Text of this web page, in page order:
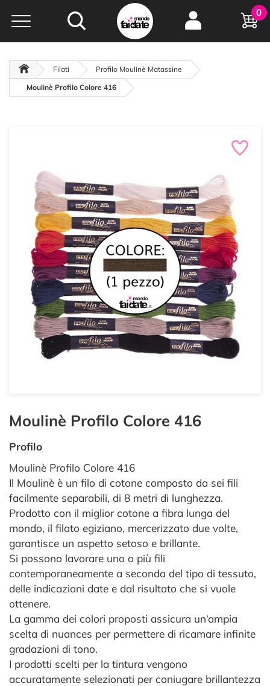
Hobby e
creatività...
oltre 15 anni online
0
Filati
Profilo Moulinè Matassine
Moulinè Profilo Colore 416
Moulinè Profilo Colore 416
Profilo
Moulinè Profilo Colore 416
Il Moulinè è un filo di cotone composto da sei fili
facilmente separabili, di 8 metri di lunghezza.
Prodotto con il miglior cotone a fibra lunga del
mondo, il filato egiziano, mercerizzato due volte,
garantisce un aspetto setoso e brillante.
Si possono lavorare uno o più fili
contemporaneamente a seconda del tipo di tessuto,
delle indicazioni date e dal risultato che si vuole
ottenere.
La gamma dei colori proposti assicura un‘ampia
scelta di nuances per permettere di ricamare infinite
gradazioni di tono.
I prodotti scelti per la tintura vengono
accuratamente selezionati per coniugare brillantezza